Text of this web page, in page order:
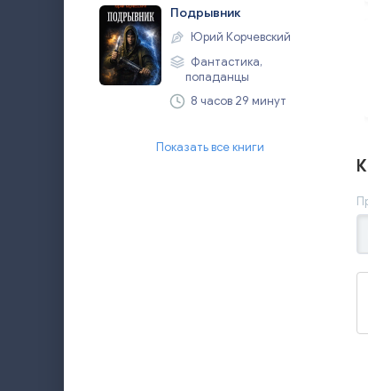
Подрывник
Юрий Корчевский
Фантастика,
попаданцы
8 часов 29 минут
Показать все книги